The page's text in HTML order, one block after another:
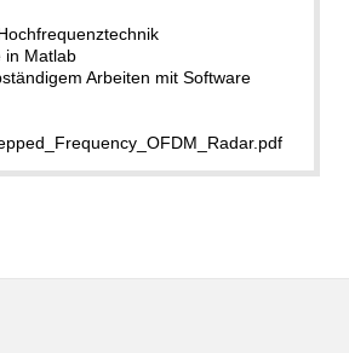
in Matlab
Arbeiten mit Software